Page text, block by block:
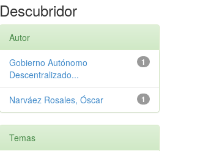
Descubridor
Autor
1
Gobierno Autónomo
Descentralizado...
1
Narváez Rosales, Óscar
Temas